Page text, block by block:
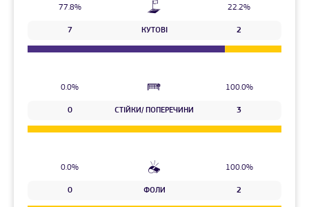
77.8% 22.2%
7 КУТОВІ 2
0.0% 100.0%
0 СТІЙКИ/ ПОПЕРЕЧИНИ 3
0.0% 100.0%
0 ФОЛИ 2